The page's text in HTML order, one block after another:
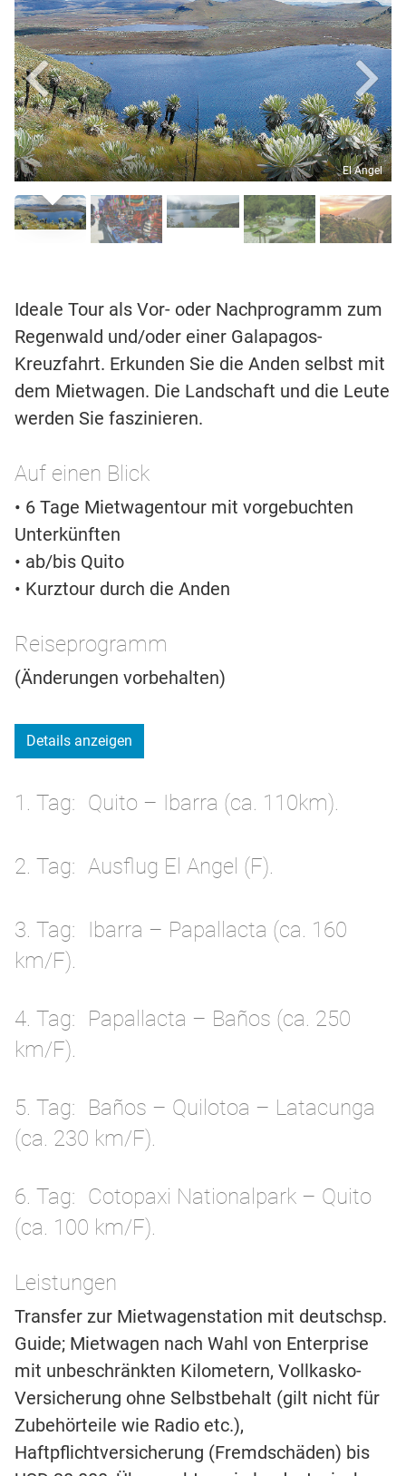
El Angel
Ideale Tour als Vor- oder Nachprogramm zum
Regenwald und/oder einer Galapagos-
Kreuzfahrt. Erkunden Sie die Anden selbst mit
dem Mietwagen. Die Landschaft und die Leute
werden Sie faszinieren.
Auf einen Blick
• 6 Tage Mietwagentour mit vorgebuchten
Unterkünften
• ab/bis Quito
• Kurztour durch die Anden
Reiseprogramm
(Änderungen vorbehalten)
Details anzeigen
1. Tag Quito – Ibarra (ca. 110km).
2. Tag Ausflug El Angel (F).
3. Tag
Ibarra – Papallacta (ca. 160
km/F).
4. Tag
Papallacta – Baños (ca. 250
km/F).
5. Tag
Baños – Quilotoa – Latacunga
(ca. 230 km/F).
6. Tag
Cotopaxi Nationalpark – Quito
(ca. 100 km/F).
Leistungen
Transfer zur Mietwagenstation mit deutschsp.
Guide; Mietwagen nach Wahl von Enterprise
mit unbeschränkten Kilometern, Vollkasko-
Versicherung ohne Selbstbehalt (gilt nicht für
Zubehörteile wie Radio etc.),
Haftpflichtversicherung (Fremdschäden) bis